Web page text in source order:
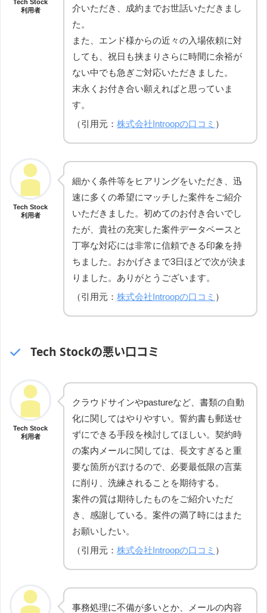
Tech Stock
利用者
介いただき、成約までお世話いただきまし
た。
また、エンド様からの近々の入場依頼に対
しても、祝日も挟まりさらに時間に余裕が
ない中でも急ぎご対応いただきました。
末永くお付き合い願えればと思っていま
す。
（引用元： 株式会社Introopの口コミ ）
Tech Stock
利用者
細かく条件等をヒアリングをいただき、迅
速に多くの希望にマッチした案件をご紹介
いただきました。初めてのお付き合いでし
たが、貴社の充実した案件データベースと
丁寧な対応には非常に信頼できる印象を持
ちました。おかげさまで3日ほどで次が決ま
りました。ありがとうございます。
（引用元： 株式会社Introopの口コミ ）
Tech Stockの悪い口コミ
Tech Stock
利用者
クラウドサインやpastureなど、書類の自動
化に関してはやりやすい。誓約書も郵送せ
ずにできる手段を検討してほしい。契約時
の案内メールに関しては、長文すぎると重
要な箇所がぼけるので、必要最低限の言葉
に削り、洗練されることを期待する。
案件の質は期待したものをご紹介いただ
き、感謝している。案件の満了時にはまた
お願いしたい。
（引用元： 株式会社Introopの口コミ ）
事務処理に不備が多いとか、メールの内容